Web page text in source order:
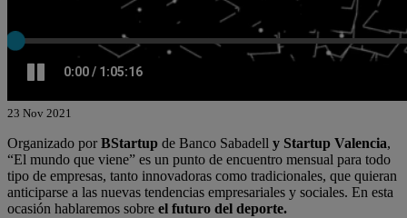
23 Nov 2021
Organizado porBStartup de Banco Sabadell y Startup Valencia,
“El mundo que viene” es un punto de encuentro mensual para todo
tipo de empresas, tanto innovadoras como tradicionales, que quieran
anticiparse a las nuevas tendencias empresariales y sociales. En esta
ocasión hablaremos sobre el futuro del deporte.